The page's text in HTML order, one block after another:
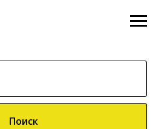
Поиск